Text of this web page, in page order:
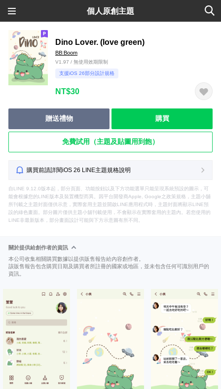
個人原創主題
Dino Lover. (love green)
BB:Boom
V1.97 / 無使用效期限制
支援iOS 26部分設計規格
NT$30
贈送禮物 購買
免費試用（主題及貼圖用到飽）
購買前請詳閱iOS 26 LINE主題規格說明
自LINE 9.12.0版本起，部分頁面、功能按鈕以及下方功能選單只能呈現系統預設的圖示，可
能會根據您的LINE版本及裝置機型而異。因平台開發商Apple, Google之政策規格，主題小舖
所刊載之主題封面僅供示意，實際套用主題並開啟LINE應用程式時，主題封面將顯示LINE預
設的綠色畫面。部分圖片僅供主題小舖刊載使用，不會顯示在實際套用的主題內。若您使用的
LINE非最新版本，部分畫面設計可能與下方示意圖有所不同。
關於提供給創作者的資訊
本公司收集相關購買數據以提供販售報告給內容創作者。
該販售報告包含購買日期及購買者所註冊的國家或地區，並未包含任何可識別用戶的
資訊。